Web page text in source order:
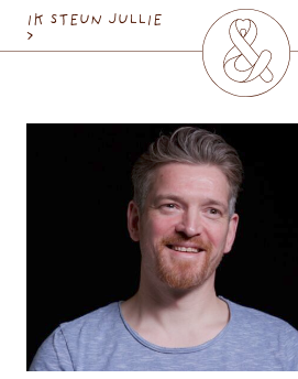
MaatschapWij
IK STEUN JULLIE
>